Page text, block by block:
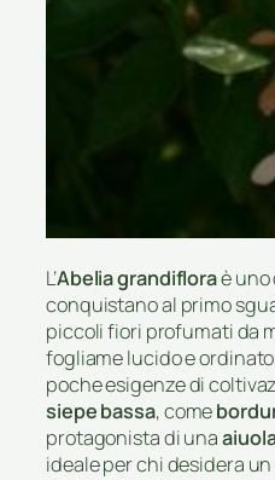
L’Abelia grandifloraè
conquistano al primo
piccoli fiori profumati da
fogliame lucido e
poche esigenze di
siepe bassa, come
protagonista di una
ideale per chi desidera